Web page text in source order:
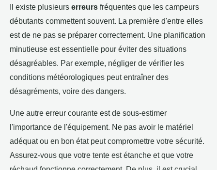
Il existe plusieurs erreurs fréquentes que les campeurs
débutants commettent souvent. La première d'entre elles
est de ne pas se préparer correctement. Une planification
minutieuse est essentielle pour éviter des situations
désagréables. Par exemple, négliger de vérifier les
conditions météorologiques peut entraîner des
désagréments, voire des dangers.
Une autre erreur courante est de sous-estimer
l'importance de l'équipement. Ne pas avoir le matériel
adéquat ou en bon état peut compromettre votre sécurité.
Assurez-vous que votre tente est étanche et que votre